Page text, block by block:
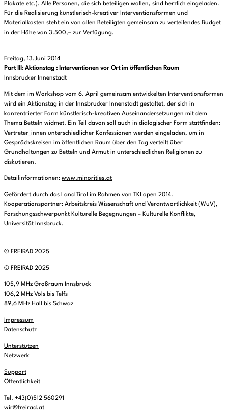
Plakate etc.). Alle Personen, die sich beteiligen wollen, sind herzlich eingeladen.
Für die Realisierung künstlerisch-kreativer Interventionsformen und
Materialkosten steht ein von allen Beteiligten gemeinsam zu verteilendes Budget
in der Höhe von 3.500,– zur Verfügung.
Freitag, 13.Juni 2014
Part III: Aktionstag : Interventionen vor Ort im öffentlichen Raum
Innsbrucker Innenstadt
Mit dem im Workshop vom 6. April gemeinsam entwickelten Interventionsformen
wird ein Aktionstag in der Innsbrucker Innenstadt gestaltet, der sich in
konzentrierter Form künstlerisch-kreativen Auseinandersetzungen mit dem
Thema Betteln widmet. Ein Teil davon soll auch in dialogischer Form stattfinden:
Vertreter_innen unterschiedlicher Konfessionen werden eingeladen, um in
Gesprächskreisen im öffentlichen Raum über den Tag verteilt über
Grundhaltungen zu Betteln und Armut in unterschiedlichen Religionen zu
diskutieren.
Detailinformationen: www.minorities.at
Gefördert durch das Land Tirol im Rahmen von TKI open 2014.
Kooperationspartner: Arbeitskreis Wissenschaft und Verantwortlichkeit (WuV),
Forschungsschwerpunkt Kulturelle Begegnungen – Kulturelle Konflikte,
Universität Innsbruck.
© FREIRAD 2025
© FREIRAD 2025
105,9 MHz Großraum Innsbruck
106,2 MHz Völs bis Telfs
89,6 MHz Hall bis Schwaz
Impressum
Datenschutz
Unterstützen
Netzwerk
Support
Öffentlichkeit
Tel. +43(0)512 560291
wir@freirad.at